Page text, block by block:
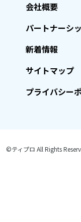
会社概要
パートナーシ
新着情報
サイトマップ
プライバシー
©ティプロ All Rights